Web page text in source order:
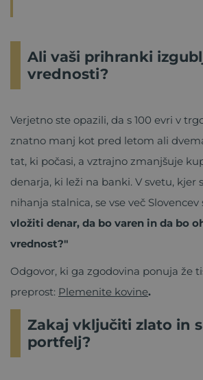
Ali vaši prihranki
vrednosti?
Verjetno ste opazili, da s 100 evri v
znatno manj kot pred letom ali
tat, ki počasi, a vztrajno zmanjšuje
denarja, ki leži na banki. V svetu, kjer
nihanja stalnica, se vse več Slovencev
vložiti denar, da bo varen in da bo
vrednost?"
Odgovor, ki ga zgodovina ponuja že
preprost: Plemenite kovine.
Zakaj vključiti zlato in
portfelj?